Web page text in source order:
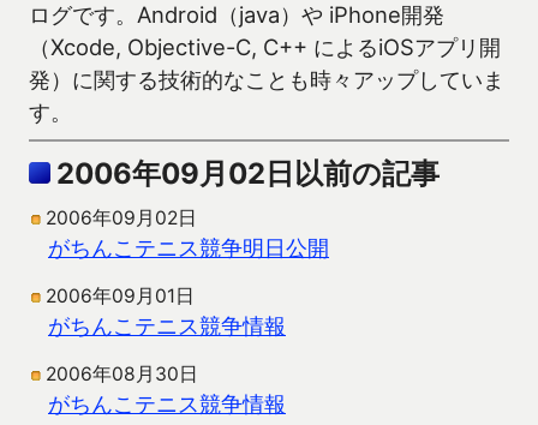
ログです。Android（java）や iPhone開発
（Xcode, Objective-C, C++ によるiOSアプリ開
発）に関する技術的なことも時々アップしていま
す。
2006年09月02日以前の記事
2006年09月02日
がちんこテニス競争明日公開
2006年09月01日
がちんこテニス競争情報
2006年08月30日
がちんこテニス競争情報